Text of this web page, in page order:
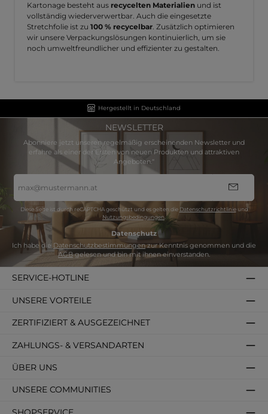
Kartonage besteht aus recycelten Materialien und ist
vollständig wiederverwertbar. Auch die eingesetzte
Stretchfolie ist zu 100 % recycelbar. Zusätzlich optimieren
wir unsere Verpackungslösungen kontinuierlich, um sie
noch umweltfreundlicher und effizienter zu gestalten.
Hergestellt in Deutschland
NEWSLETTER
Abonniere jetzt unseren regelmäßig erscheinenden Newsletter und
erfahre als einer der Ersten von neuen Produkten und attraktiven
Angeboten.“
Mail-
Adresse
Diese Seite ist durch reCAPTCHA geschützt und es gelten die Datenschutzrichtlinieund
Nutzungsbedingungen
Datenschutz
Ich habe die Datenschutzbestimmungenzur Kenntnis genommen und die
AGBgelesen und bin mit ihnen einverstanden.
SERVICE-HOTLINE
ZAHLUNGS- & VERSANDARTEN
ÜBER UNS
ZERTIFIZIERT & AUSGEZEICHNET
UNSERE VORTEILE
UNSERE COMMUNITIES